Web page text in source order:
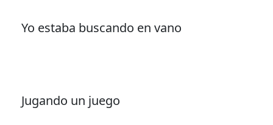
Yo estaba buscando en vano
Jugando un juego